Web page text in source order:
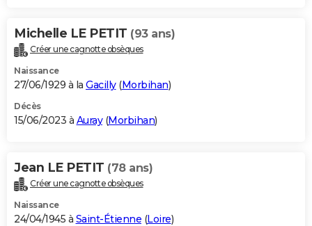
Michelle LE PETIT (93 ans)
Créer une cagnotte obsèques
Naissance
27/06/1929 à la Gacilly(Morbihan)
Décès
15/06/2023 à Auray(Morbihan)
Jean LE PETIT (78 ans)
Créer une cagnotte obsèques
Naissance
24/04/1945 à Saint-Étienne (Loire)